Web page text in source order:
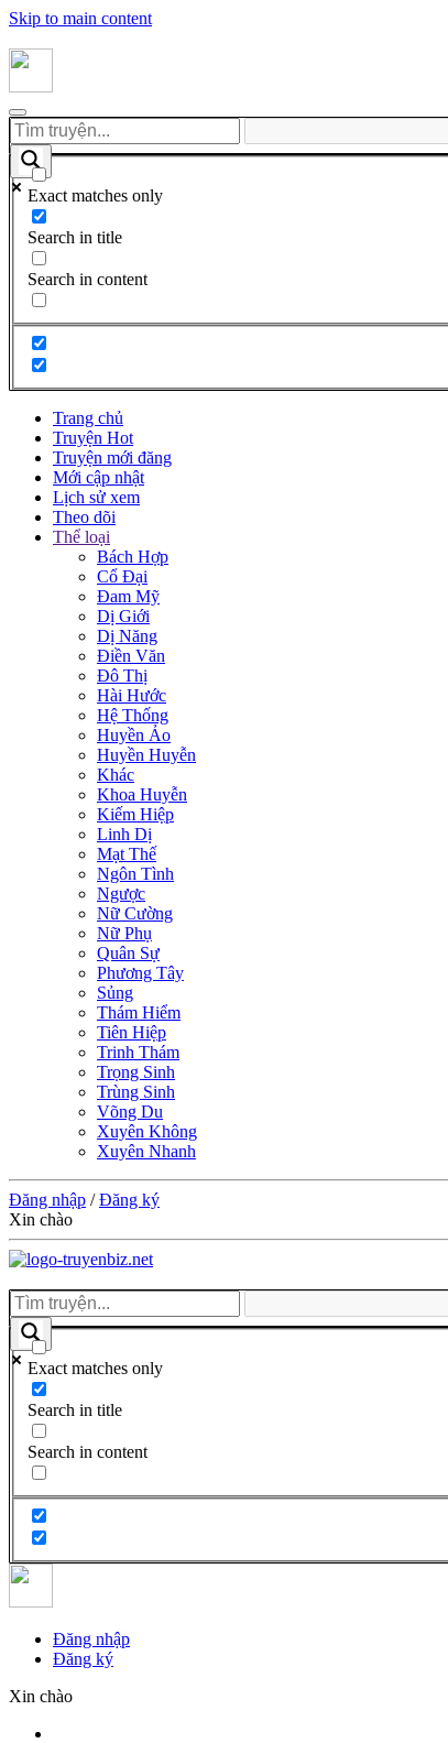
Skip to main content
Exact matches only
Search in title
Search in content
Trang chủ
Truyện Hot
Truyện mới đăng
Mới cập nhật
Lịch sử xem
Theo dõi
Thể loại
Bách Hợp
Cổ Đại
Đam Mỹ
Dị Giới
Dị Năng
Điền Văn
Đô Thị
Hài Hước
Hệ Thống
Huyền Ảo
Huyền Huyễn
Khác
Khoa Huyễn
Kiếm Hiệp
Linh Dị
Mạt Thế
Ngôn Tình
Ngược
Nữ Cường
Nữ Phụ
Quân Sự
Phương Tây
Sủng
Thám Hiểm
Tiên Hiệp
Trinh Thám
Trọng Sinh
Trùng Sinh
Võng Du
Xuyên Không
Xuyên Nhanh
Đăng nhập /Đăng ký
Xin chào
Exact matches only
Search in title
Search in content
Đăng nhập
Đăng ký
Xin chào